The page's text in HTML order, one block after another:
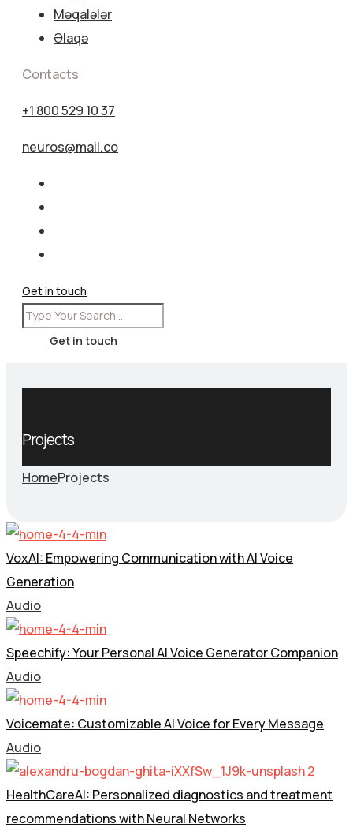
Məqalələr
Əlaqə
Contacts
+1 800 529 10 37
neuros@mail.co
Get in touch
Get in touch
Projects
HomeProjects
VoxAI: Empowering Communication with AI Voice
Generation
Audio
Speechify: Your Personal AI Voice Generator Companion
Audio
Voicemate: Customizable AI Voice for Every Message
Audio
HealthCareAI: Personalized diagnostics and treatment
recommendations with Neural Networks